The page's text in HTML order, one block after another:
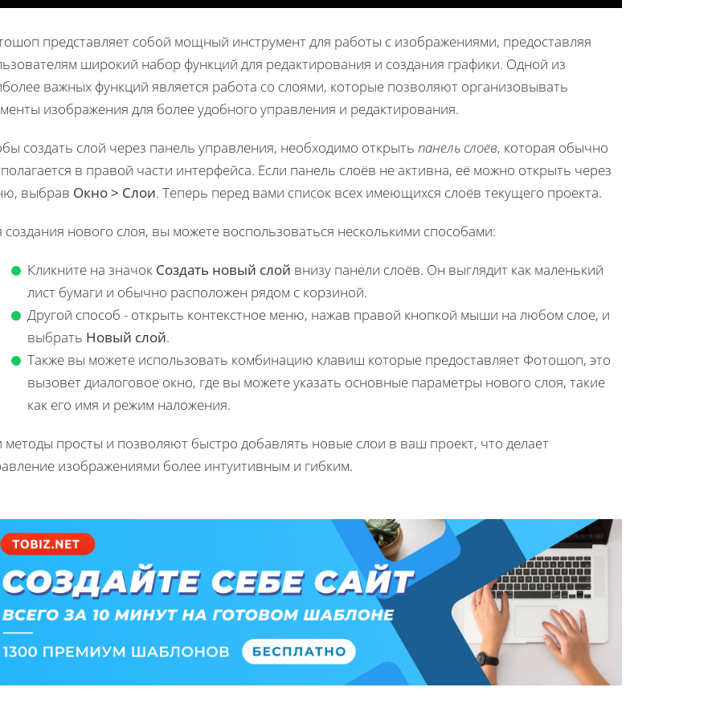
представляет собой мощный инструмент для работы с изображениями, предоставляя
широкий набор функций для редактирования и создания графики. Одной из
важных функций является работа со слоями, которые позволяют организовывать
изображения для более удобного управления и редактирования.
создать слой через панель управления, необходимо открыть панель слоёв, которая обычно
в правой части интерфейса. Если панель слоёв не активна, её можно открыть через
выбрав Окно > Слои. Теперь перед вами список всех имеющихся слоёв текущего проекта.
создания нового слоя, вы можете воспользоваться несколькими способами:
Кликните на значок Создать новый слой внизу панели слоёв. Он выглядит как маленький
лист бумаги и обычно расположен рядом с корзиной.
Другой способ - открыть контекстное меню, нажав правой кнопкой мыши на любом слое, и
выбрать Новый слой.
Также вы можете использовать комбинацию клавиш которые предоставляет Фотошоп, это
вызовет диалоговое окно, где вы можете указать основные параметры нового слоя, такие
как его имя и режим наложения.
методы просты и позволяют быстро добавлять новые слои в ваш проект, что делает
изображениями более интуитивным и гибким.